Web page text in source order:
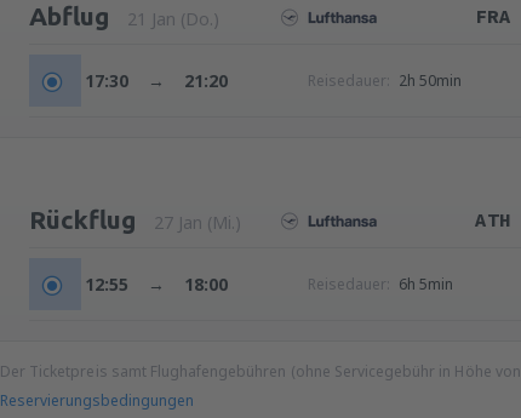
Abflug 21 Jan (Do.) FRA
17:30 → 21:20 Reisedauer: 2h 50min
Rückflug 27 Jan (Mi.) ATH
12:55 → 18:00 Reisedauer: 6h 5min
Der Ticketpreis samt Flughafengebühren (ohne Servicegebühr in Höhe von
Reservierungsbedingungen